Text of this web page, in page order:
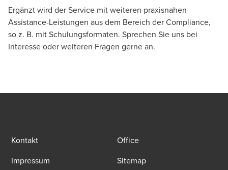
Ergänzt wird der Service mit weiteren praxisnahen
Assistance-Leistungen aus dem Bereich der Compliance,
so z. B. mit Schulungsformaten. Sprechen Sie uns bei
Interesse oder weiteren Fragen gerne an.
Kontakt
Office
Impressum
Sitemap